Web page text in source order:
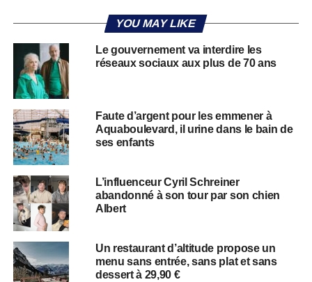
YOU MAY LIKE
Le gouvernement va interdire les
réseaux sociaux aux plus de 70 ans
Faute d’argent pour les emmener à
Aquaboulevard, il urine dans le bain de
ses enfants
L’influenceur Cyril Schreiner
abandonné à son tour par son chien
Albert
Un restaurant d’altitude propose un
menu sans entrée, sans plat et sans
dessert à 29,90 €